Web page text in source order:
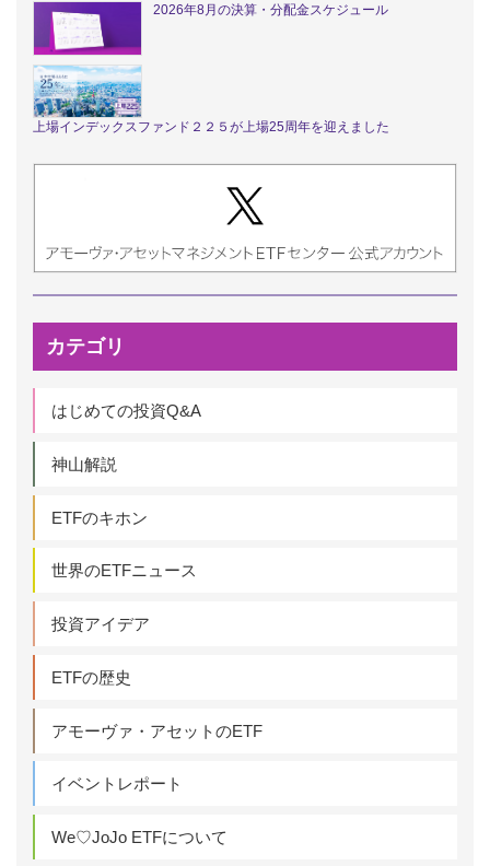
2026年8月の決算・分配金スケジュール
上場インデックスファンド２２５が上場25周年を迎えました
カテゴリ
はじめての投資Q&A
神山解説
ETFのキホン
世界のETFニュース
投資アイデア
ETFの歴史
アモーヴァ・アセットのETF
イベントレポート
We♡JoJo ETFについて